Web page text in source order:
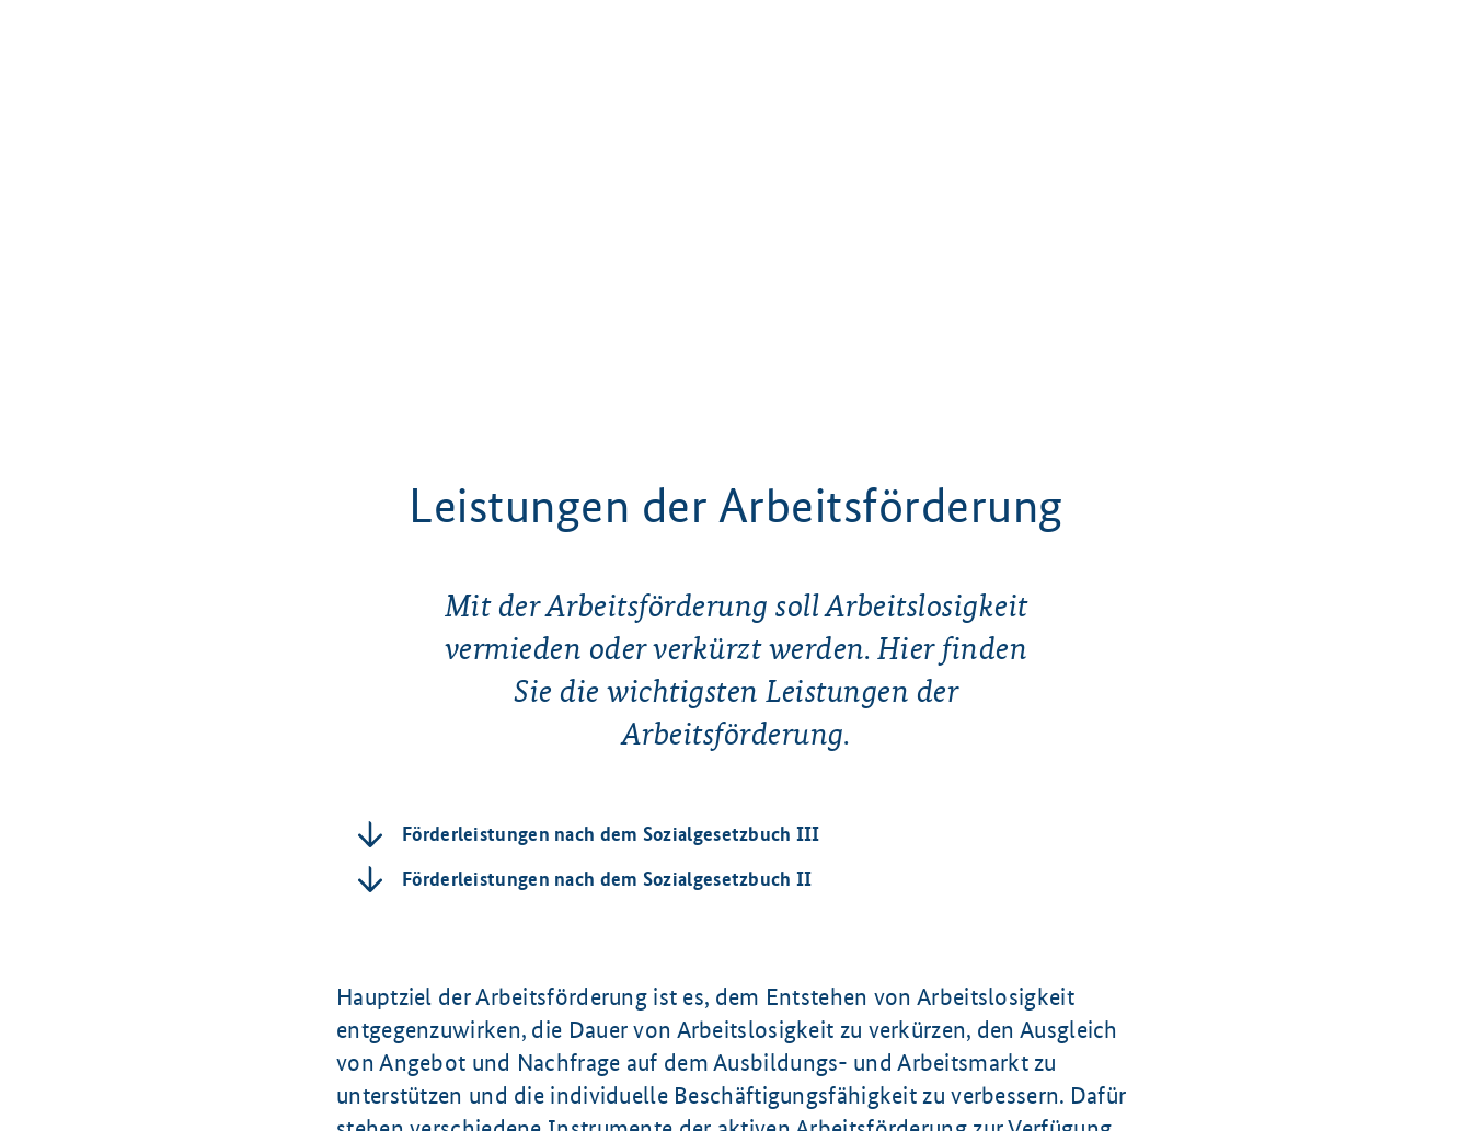
Leistungen der Arbeitsförderung
Mit der Arbeitsförderung soll Arbeitslosigkeit
vermieden oder verkürzt werden. Hier finden
Sie die wichtigsten Leistungen der
Arbeitsförderung.
Förderleistungen nach dem Sozialgesetzbuch III
Förderleistungen nach dem Sozialgesetzbuch II
Hauptziel der Arbeitsförderung ist es, dem Entstehen von Arbeitslosigkeit
entgegenzuwirken, die Dauer von Arbeitslosigkeit zu verkürzen, den Ausgleich
von Angebot und Nachfrage auf dem Ausbildungs- und Arbeitsmarkt zu
unterstützen und die individuelle Beschäftigungsfähigkeit zu verbessern. Dafür